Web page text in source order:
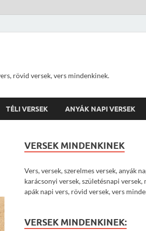
rövid versek, vers mindenkinek.
TÉLI VERSEK ANYÁK NAPI VERSEK
VERSEK MINDENKINEK
Vers, versek, szerelmes versek, anyák
karácsonyi versek, születésnapi versek,
apák napi vers, rövid versek, vers
VERSEK MINDENKINEK: